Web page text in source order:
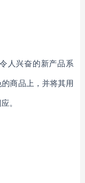
人兴奋的新产品系
商品上，并将其用
。